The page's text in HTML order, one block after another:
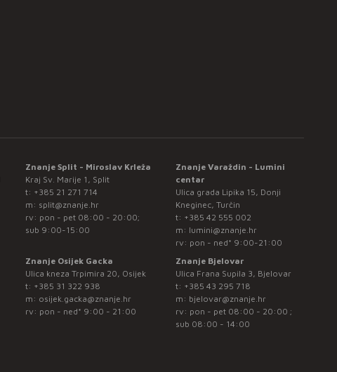
Znanje Split - Miroslav Krleža
Kraj Sv. Marije 1, Split
t: +385 21 271 714
m: split@znanje.hr
rv: pon - pet 08:00 - 20:00;
sub 9:00-15:00
Znanje Varaždin - Lumini
centar
Ulica grada Lipika 15, Donji
Kneginec, Turčin
t: +385 42 555 002
m: lumini@znanje.hr
rv: pon - ned* 9:00-21:00
Znanje Osijek Gacka
Ulica kneza Trpimira 20, Osijek
t: +385 31 322 938
m: osijek.gacka@znanje.hr
rv: pon - ned* 9:00 - 21:00
Znanje Bjelovar
Ulica Frana Supila 3, Bjelovar
t: +385 43 295 718
m: bjelovar@znanje.hr
rv: pon - pet 08:00 - 20:00 ;
sub 08:00 - 14:00